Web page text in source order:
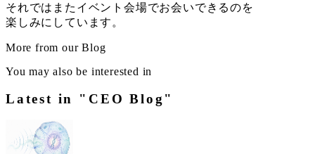
それではまたイベント会場でお会いできるのを
楽しみにしています。
More from our Blog
You may also be interested in
Latest in "CEO Blog"